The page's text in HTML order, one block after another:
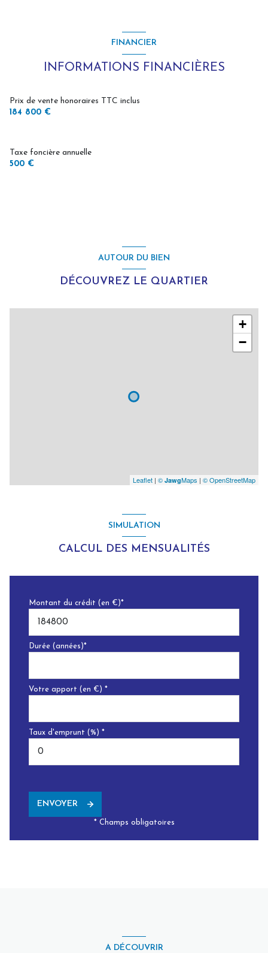
cuisine
FINANCIER
INFORMATIONS FINANCIÈRES
Prix de vente honoraires TTC inclus
184 800 €
Taxe foncière annuelle
500 €
AUTOUR DU BIEN
DÉCOUVREZ LE QUARTIER
+
−
Leaflet | © JawgMaps | © OpenStreetMap
SIMULATION
CALCUL DES MENSUALITÉS
Montant du crédit (en €)*
Durée (années)*
Votre apport (en €) *
Taux d'emprunt (%) *
ENVOYER
* Champs obligatoires
A DÉCOUVRIR